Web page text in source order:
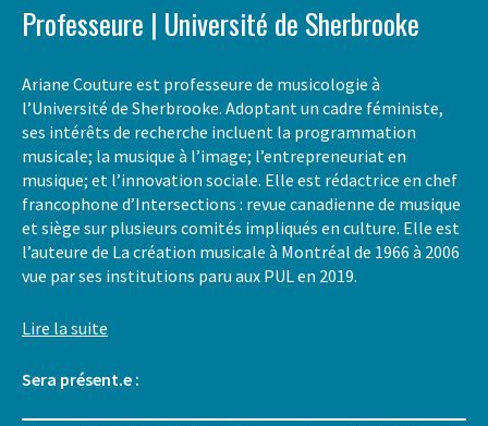
Professeure | Université de Sherbrooke
Ariane Couture est professeure de musicologie à
l’Université de Sherbrooke. Adoptant un cadre féministe,
ses intérêts de recherche incluent la programmation
musicale; la musique à l’image; l’entrepreneuriat en
musique; et l’innovation sociale. Elle est rédactrice en chef
francophone d’Intersections : revue canadienne de musique
et siège sur plusieurs comités impliqués en culture. Elle est
l’auteure de La création musicale à Montréal de 1966 à 2006
vue par ses institutions paru aux PUL en 2019.
Lire la suite
Sera présent.e :